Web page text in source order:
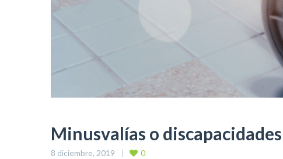
Minusvalías o discapacidades
8 diciembre, 2019 0